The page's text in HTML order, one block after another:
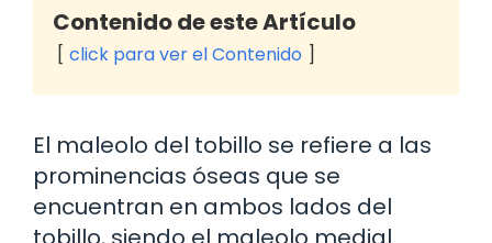
Contenido de este Artículo
click para ver el Contenido
El maleolo del tobillo se refiere a las
prominencias óseas que se
encuentran en ambos lados del